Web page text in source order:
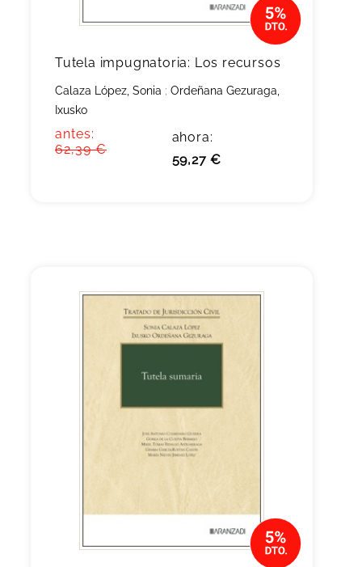
Tutela impugnatoria: Los recursos
Calaza López, Sonia ; Ordeñana Gezuraga,
Ixusko
antes:
62,39 €
ahora:
59,27 €